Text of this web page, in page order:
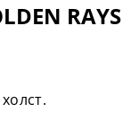
RAYS